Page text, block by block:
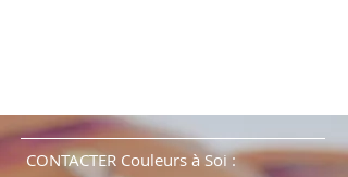
CONTACTER Couleurs à Soi :